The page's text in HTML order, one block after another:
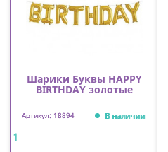
Шарики Буквы HAPPY
BIRTHDAY золотые
Артикул: 18894 В наличии
1